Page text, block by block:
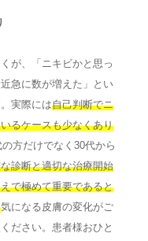
が、「ニキビかと思っ
急に数が増えた」とい
実際には自己判断でニ
るケースも少なくあり
方だけでなく30代から
診断と適切な治療開始
で極めて重要であると
気になる皮膚の変化がご
ださい。患者様おひと